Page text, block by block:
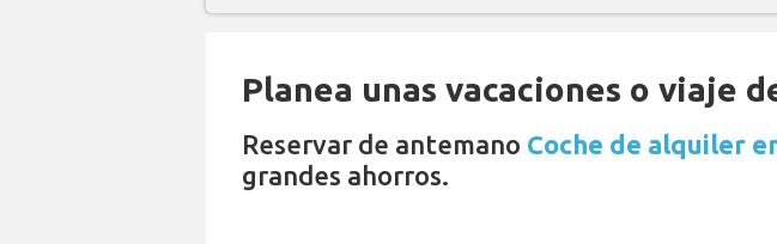
Planea unas vacaciones o viaje
Reservar de antemano Coche de alquiler
grandes ahorros.